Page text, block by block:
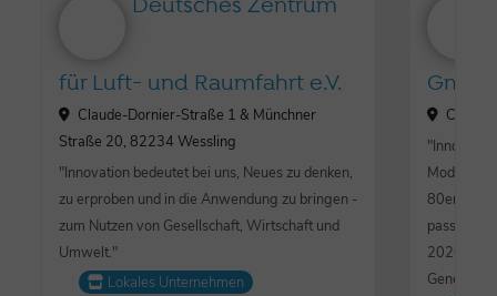
Deutsches Zentrum
für Luft- und Raumfahrt e.V.
Claude-Dornier-Straße 1 & Münchner
Straße 20, 82234 Wessling
"Innovation bedeutet bei uns, Neues zu denken,
zu erproben und in die Anwendung zu bringen -
zum Nutzen von Gesellschaft, Wirtschaft und
Umwelt."
Lokales Unternehmen
GmbH
Moderne -
80er
passen
2020